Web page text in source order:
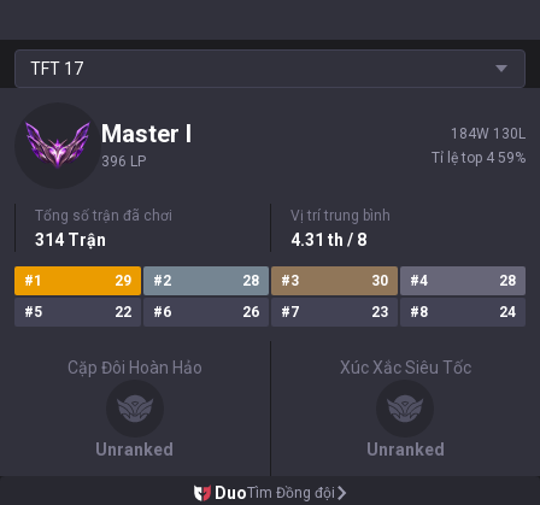
TFT 17
Master I
396 LP
184W 130 L
Tỉ lệ top 4 59%
Tổng số trận đã chơi
314 Trận
Vị trí trung bình
4.31 th / 8
#1 29 #2 28 #3 30 #4
28
#5 22 #6 26 #7 23 #8 24
Cặp Đôi Hoàn Hảo
Unranked
Xúc Xắc Siêu Tốc
Unranked
DuoTìm Đồng đội